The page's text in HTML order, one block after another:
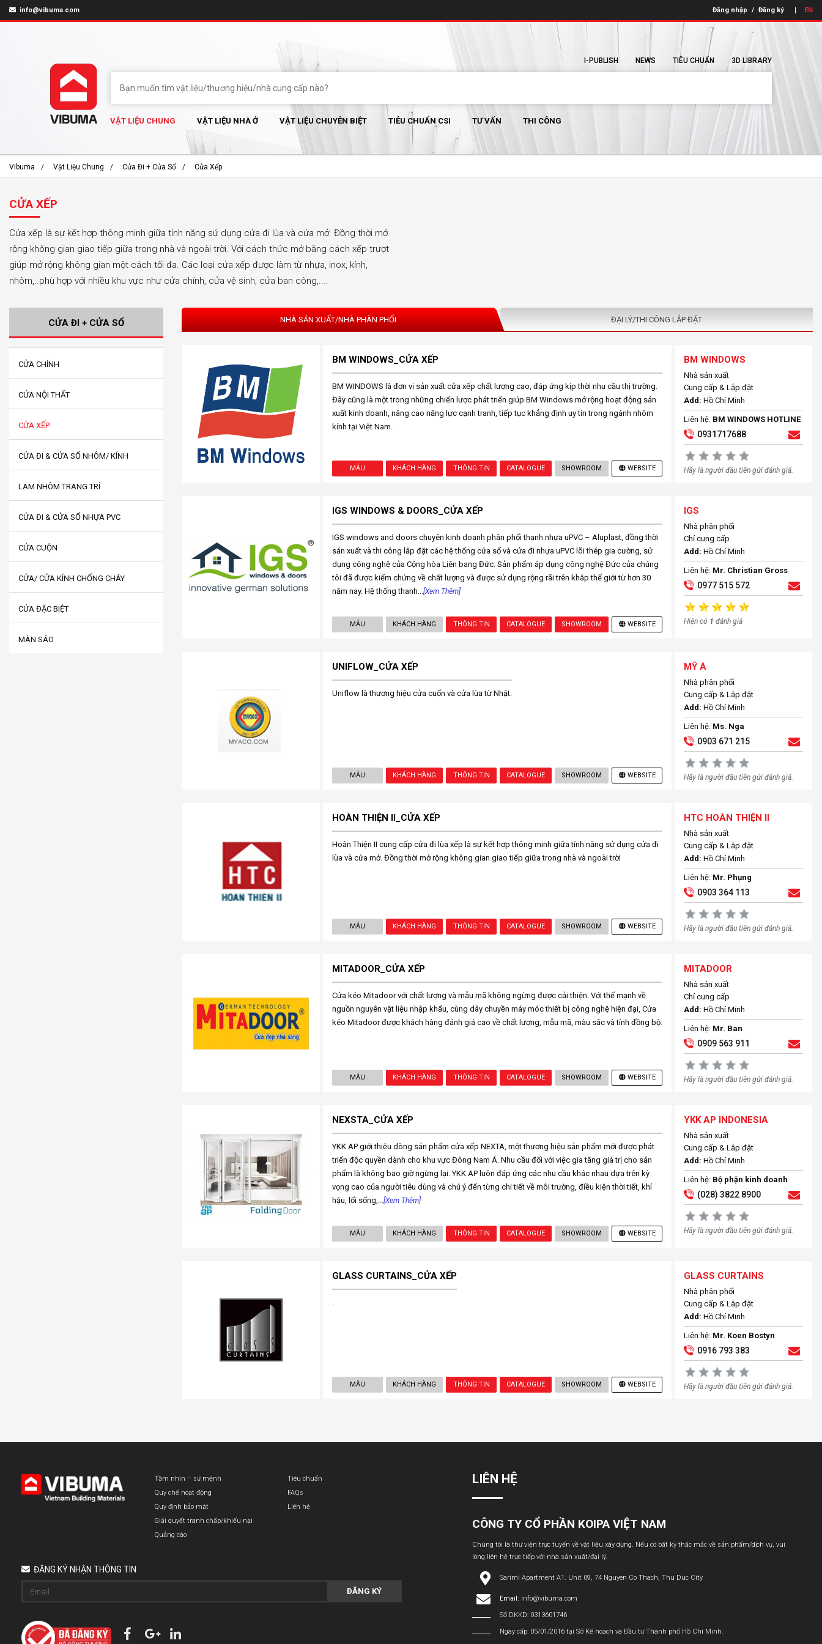
info@vibuma.com Đăng nhập / Đăng ký EN
I-PUBLISH NEWS TIÊU CHUẨN 3D LIBRARY
VẬT LIỆU CHUNG VẬT LIỆU NHÀ Ở VẬT LIỆU CHUYÊN BIỆT TIÊU CHUẨN CSI TƯ VẤN THI CÔNG
Vibuma Vật Liệu Chung Cửa Đi + Cửa Sổ Cửa Xếp
CỬA XẾP
Cửa xếp là sự kết hợp thông minh giữa tính năng sử dụng cửa đi lùa và cửa mở. Đồng thời mở
rộng không gian giao tiếp giữa trong nhà và ngoài trời. Với cách thức mở bằng cách xếp trượt
giúp mở rộng không gian một cách tối đa. Các loại cửa xếp được làm từ nhựa, inox, kính,
nhôm,..phù hợp với nhiều khu vực như cửa chính, cửa vệ sinh, cửa ban công,....
NHÀ SẢN XUẤT/NHÀ PHÂN PHỐI ĐẠI LÝ/THI CÔNG LẮP ĐẶT
BM WINDOWS_CỬA XẾP
BM WINDOWS là đơn vị sản xuất cửa xếp chất lượng cao, đáp ứng kịp thời nhu cầu thị trường.
Đây cũng là một trong những chiến lược phát triển giúp BM Windows mở rộng hoạt động sản
xuất kinh doanh, nâng cao năng lực cạnh tranh, tiếp tục khẳng định uy tín trong ngành nhôm
kính tại Việt Nam.
MẪU KHÁCH HÀNG THÔNG TIN CATALOGUE SHOWROOM WEBSITE
BM WINDOWS
Nhà sản xuất
Cung cấp & Lắp đặt
Add: Hồ Chí Minh
Liên hệ: BM WINDOWS HOTLINE
0931717688
Hãy là người đầu tiên gửi đánh giá.
IGS WINDOWS & DOORS_CỬA XẾP
IGS windows and doors chuyên kinh doanh phân phối thanh nhựa uPVC – Aluplast, đồng thời
sản xuất và thi công lắp đặt các hệ thống cửa sổ và cửa đi nhựa uPVC lõi thép gia cường, sử
dụng công nghệ của Cộng hòa Liên bang Đức. Sản phẩm áp dụng công nghệ Đức của chúng
tôi đã được kiểm chứng về chất lượng và được sử dụng rộng rãi trên khắp thế giới từ hơn 30
năm nay. Hệ thống thanh...[Xem Thêm]
MẪU KHÁCH HÀNG THÔNG TIN CATALOGUE SHOWROOM WEBSITE
IGS
Nhà phân phối
Chỉ cung cấp
Add: Hồ Chí Minh
Liên hệ: Mr. Christian Gross
0977 515 572
Hiện có 1 đánh giá
UNIFLOW_CỬA XẾP
Uniflow là thương hiệu cửa cuốn và cửa lùa từ Nhật.
MẪU KHÁCH HÀNG THÔNG TIN CATALOGUE SHOWROOM WEBSITE
MỸ Á
Nhà phân phối
Cung cấp & Lắp đặt
Add: Hồ Chí Minh
Liên hệ: Ms. Nga
0903 671 215
Hãy là người đầu tiên gửi đánh giá.
HOÀN THIỆN II_CỬA XẾP
Hoàn Thiện II cung cấp cửa đi lùa xếp là sự kết hợp thông minh giữa tính năng sử dụng cửa đi
lùa và cửa mở. Đồng thời mở rộng không gian giao tiếp giữa trong nhà và ngoài trời
MẪU KHÁCH HÀNG THÔNG TIN CATALOGUE SHOWROOM WEBSITE
HTC HOÀN THIỆN II
Nhà sản xuất
Cung cấp & Lắp đặt
Add: Hồ Chí Minh
Liên hệ: Mr. Phụng
0903 364 113
Hãy là người đầu tiên gửi đánh giá.
MITADOOR_CỬA XẾP
Cửa kéo Mitadoor với chất lượng và mẫu mã không ngừng được cải thiện. Với thế mạnh về
nguồn nguyên vật liệu nhập khẩu, cùng dây chuyền máy móc thiết bị công nghệ hiện đại, Cửa
kéo Mitadoor được khách hàng đánh giá cao về chất lượng, mẫu mã, màu sắc và tính đồng bộ.
MẪU KHÁCH HÀNG THÔNG TIN CATALOGUE SHOWROOM WEBSITE
MITADOOR
Nhà sản xuất
Chỉ cung cấp
Add: Hồ Chí Minh
Liên hệ: Mr. Ban
0909 563 911
Hãy là người đầu tiên gửi đánh giá.
NEXSTA_CỬA XẾP
YKK AP giới thiệu dòng sản phẩm cửa xếp NEXTA, một thương hiệu sản phẩm mới được phát
triển độc quyền dành cho khu vực Đông Nam Á. Nhu cầu đối với việc gia tăng giá trị cho sản
phẩm là không bao giờ ngừng lại. YKK AP luôn đáp ứng các nhu cầu khác nhau dựa trên kỳ
vọng cao của người tiêu dùng và chú ý đến từng chi tiết về môi trường, điều kiện thời tiết, khí
hậu, lối sống,...[Xem Thêm]
MẪU KHÁCH HÀNG THÔNG TIN CATALOGUE SHOWROOM WEBSITE
YKK AP INDONESIA
Nhà sản xuất
Cung cấp & Lắp đặt
Add: Hồ Chí Minh
Liên hệ: Bộ phận kinh doanh
(028) 3822 8900
Hãy là người đầu tiên gửi đánh giá.
GLASS CURTAINS_CỬA XẾP
.
MẪU KHÁCH HÀNG THÔNG TIN CATALOGUE SHOWROOM WEBSITE
GLASS CURTAINS
Nhà phân phối
Cung cấp & Lắp đặt
Add: Hồ Chí Minh
Liên hệ: Mr. Koen Bostyn
0916 793 383
Hãy là người đầu tiên gửi đánh giá.
CỬA ĐI + CỬA SỔ
CỬA CHÍNH
CỬA NỘI THẤT
CỬA XẾP
CỬA ĐI & CỬA SỔ NHÔM/ KÍNH
LAM NHÔM TRANG TRÍ
CỬA ĐI & CỬA SỔ NHỰA PVC
CỬA CUỘN
CỬA/ CỬA KÍNH CHỐNG CHÁY
CỬA ĐẶC BIỆT
MÀN SÁO
Tầm nhìn – sứ mệnh
Quy chế hoạt động
Quy định bảo mật
Giải quyết tranh chấp/khiếu nại
Quảng cáo
Tiêu chuẩn
FAQs
Liên hệ
ĐĂNG KÝ NHẬN THÔNG TIN
ĐĂNG KÝ
LIÊN HỆ
CÔNG TY CỔ PHẦN KOIPA VIỆT NAM
Chúng tôi là thư viện trực tuyến về vật liệu xây dựng. Nếu có bất kỳ thắc mắc về sản phẩm/dịch vụ, vui
lòng liên hệ trực tiếp với nhà sản xuất/đại lý.
Sarimi Apartment A1. Unit 09, 74 Nguyen Co Thach, Thu Duc City
Email: info@vibuma.com
Số DKKD: 0313601746
Ngày cấp: 05/01/2016 tại Sở Kế hoạch và Đầu tư Thành phố Hồ Chí Minh.